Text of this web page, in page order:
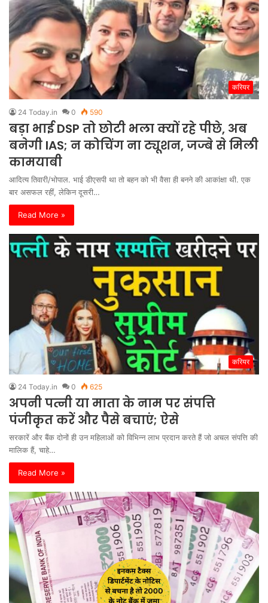
करियर
24 Today.in 0 590
बड़ा भाई DSP तो छोटी भला क्यों रहे पीछे, अब
बनेगी IAS; न कोचिंग ना ट्यूशन, जज्बे से मिली
कामयाबी
आदित्य तिवारी/भोपाल. भाई डीएसपी था तो बहन को भी वैसा ही बनने की आकांक्षा थी. एक
बार असफल रहीं, लेकिन दूसरी…
Read More »
करियर
24 Today.in 0 625
अपनी पत्नी या माता के नाम पर संपत्ति
पंजीकृत करें और पैसे बचाएं; ऐसे
सरकारें और बैंक दोनों ही उन महिलाओं को विभिन्न लाभ प्रदान करते हैं जो अचल संपत्ति की
मालिक हैं, चाहे…
Read More »